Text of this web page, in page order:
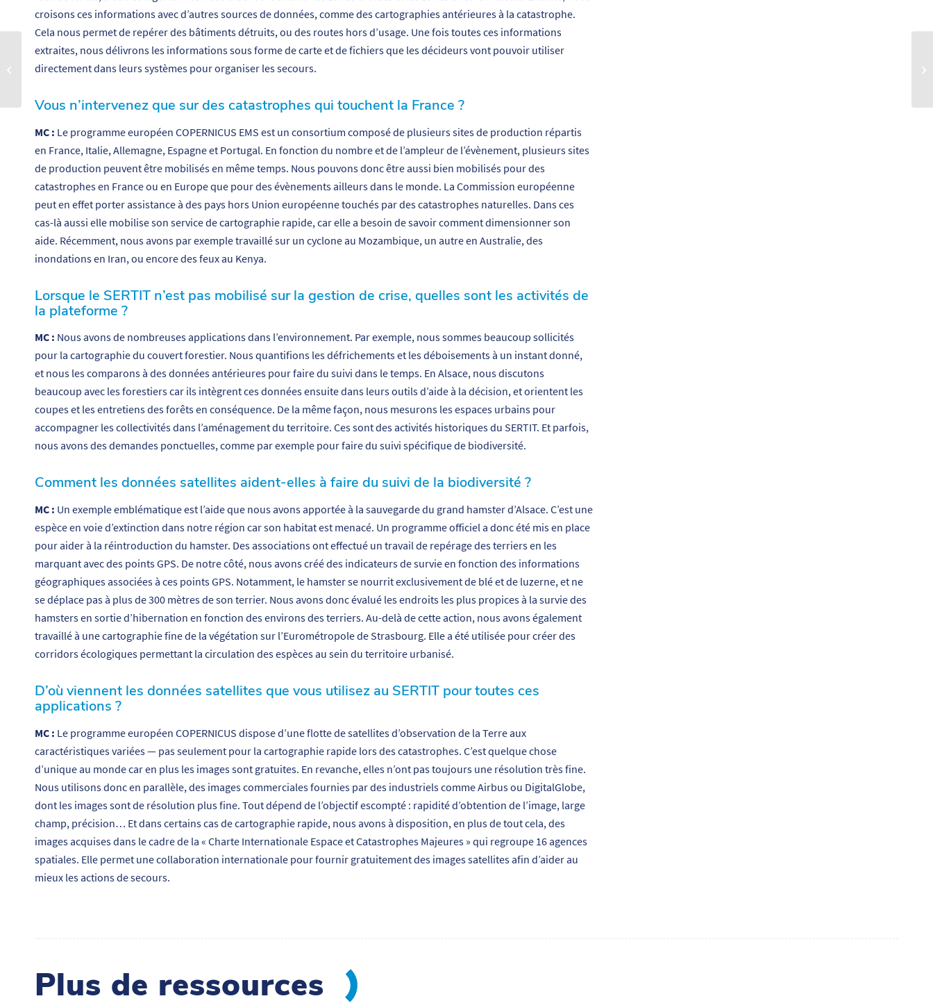
croisons ces informations avec d’autres sources de données, comme des cartographies antérieures à la catastrophe.
Cela nous permet de repérer des bâtiments détruits, ou des routes hors d’usage. Une fois toutes ces informations
extraites, nous délivrons les informations sous forme de carte et de fichiers que les décideurs vont pouvoir utiliser
directement dans leurs systèmes pour organiser les secours.
Vous n’intervenez que sur des catastrophes qui touchent la France ?
MC : Le programme européen COPERNICUS EMS est un consortium composé de plusieurs sites de production répartis
en France, Italie, Allemagne, Espagne et Portugal. En fonction du nombre et de l’ampleur de l’évènement, plusieurs sites
de production peuvent être mobilisés en même temps. Nous pouvons donc être aussi bien mobilisés pour des
catastrophes en France ou en Europe que pour des évènements ailleurs dans le monde. La Commission européenne
peut en effet porter assistance à des pays hors Union européenne touchés par des catastrophes naturelles. Dans ces
cas-là aussi elle mobilise son service de cartographie rapide, car elle a besoin de savoir comment dimensionner son
aide. Récemment, nous avons par exemple travaillé sur un cyclone au Mozambique, un autre en Australie, des
inondations en Iran, ou encore des feux au Kenya.
Lorsque le SERTIT n’est pas mobilisé sur la gestion de crise, quelles sont les activités de
la plateforme ?
MC : Nous avons de nombreuses applications dans l’environnement. Par exemple, nous sommes beaucoup sollicités
pour la cartographie du couvert forestier. Nous quantifions les défrichements et les déboisements à un instant donné,
et nous les comparons à des données antérieures pour faire du suivi dans le temps. En Alsace, nous discutons
beaucoup avec les forestiers car ils intègrent ces données ensuite dans leurs outils d’aide à la décision, et orientent les
coupes et les entretiens des forêts en conséquence. De la même façon, nous mesurons les espaces urbains pour
accompagner les collectivités dans l’aménagement du territoire. Ces sont des activités historiques du SERTIT. Et parfois,
nous avons des demandes ponctuelles, comme par exemple pour faire du suivi spécifique de biodiversité.
Comment les données satellites aident-elles à faire du suivi de la biodiversité ?
MC : Un exemple emblématique est l’aide que nous avons apportée à la sauvegarde du grand hamster d’Alsace. C’est une
espèce en voie d’extinction dans notre région car son habitat est menacé. Un programme officiel a donc été mis en place
pour aider à la réintroduction du hamster. Des associations ont effectué un travail de repérage des terriers en les
marquant avec des points GPS. De notre côté, nous avons créé des indicateurs de survie en fonction des informations
géographiques associées à ces points GPS. Notamment, le hamster se nourrit exclusivement de blé et de luzerne, et ne
se déplace pas à plus de 300 mètres de son terrier. Nous avons donc évalué les endroits les plus propices à la survie des
hamsters en sortie d’hibernation en fonction des environs des terriers. Au-delà de cette action, nous avons également
travaillé à une cartographie fine de la végétation sur l’Eurométropole de Strasbourg. Elle a été utilisée pour créer des
corridors écologiques permettant la circulation des espèces au sein du territoire urbanisé.
D’où viennent les données satellites que vous utilisez au SERTIT pour toutes ces
applications ?
MC : Le programme européen COPERNICUS dispose d’une flotte de satellites d’observation de la Terre aux
caractéristiques variées — pas seulement pour la cartographie rapide lors des catastrophes. C’est quelque chose
d’unique au monde car en plus les images sont gratuites. En revanche, elles n’ont pas toujours une résolution très fine.
Nous utilisons donc en parallèle, des images commerciales fournies par des industriels comme Airbus ou DigitalGlobe,
dont les images sont de résolution plus fine. Tout dépend de l’objectif escompté : rapidité d’obtention de l’image, large
champ, précision… Et dans certains cas de cartographie rapide, nous avons à disposition, en plus de tout cela, des
images acquises dans le cadre de la « Charte Internationale Espace et Catastrophes Majeures » qui regroupe 16 agences
spatiales. Elle permet une collaboration internationale pour fournir gratuitement des images satellites afin d’aider au
mieux les actions de secours.
Plus de ressources
Mimento : la précision
submicronique au service